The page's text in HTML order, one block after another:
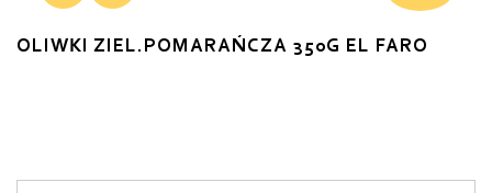
OLIWKI ZIEL.POMARAŃCZA 350G EL FARO